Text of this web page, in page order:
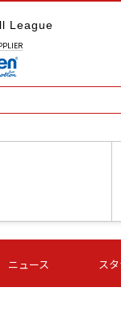
League
いちご
-
ニュース ス